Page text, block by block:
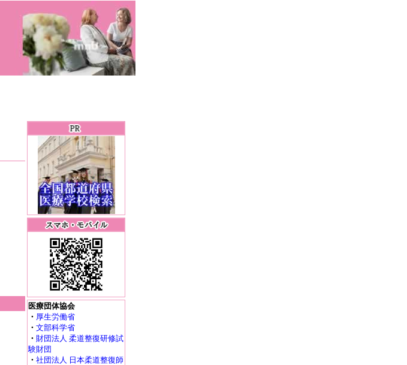
医療団体協会
・ 厚生労働省
・ 文部科学省
・ 財団法人 柔道整復研修試
験財団
・ 社団法人 日本柔道整復師